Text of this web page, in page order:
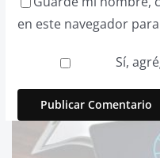
en este navegador
Sí,